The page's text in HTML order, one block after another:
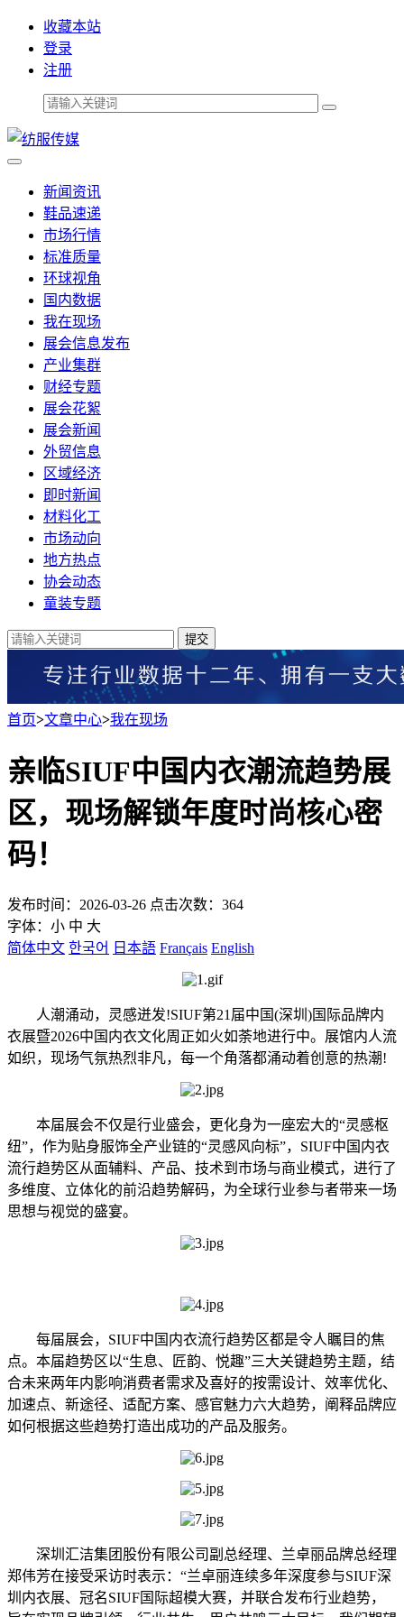
收藏本站
登录
注册
新闻资讯
鞋品速递
市场行情
标准质量
环球视角
国内数据
我在现场
展会信息发布
产业集群
财经专题
展会花絮
展会新闻
外贸信息
区域经济
即时新闻
材料化工
市场动向
地方热点
协会动态
童装专题
提交
首页>文章中心>我在现场
亲临SIUF中国内衣潮流趋势展
区，现场解锁年度时尚核心密
码！
发布时间：2026-03-26 点击次数：364
字体： 小 中 大
简体中文 한국어 日本語 Français English
人潮涌动，灵感迸发!SIUF第21届中国(深圳)国际品牌内
衣展暨2026中国内衣文化周正如火如荼地进行中。展馆内人流
如织，现场气氛热烈非凡，每一个角落都涌动着创意的热潮!
本届展会不仅是行业盛会，更化身为一座宏大的“灵感枢
纽”，作为贴身服饰全产业链的“灵感风向标”，SIUF中国内衣
流行趋势区从面辅料、产品、技术到市场与商业模式，进行了
多维度、立体化的前沿趋势解码，为全球行业参与者带来一场
思想与视觉的盛宴。
每届展会，SIUF中国内衣流行趋势区都是令人瞩目的焦
点。本届趋势区以“生息、匠韵、悦趣”三大关键趋势主题，结
合未来两年内影响消费者需求及喜好的按需设计、效率优化、
加速点、新途径、适配方案、感官魅力六大趋势，阐释品牌应
如何根据这些趋势打造出成功的产品及服务。
深圳汇洁集团股份有限公司副总经理、兰卓丽品牌总经理
郑伟芳在接受采访时表示：“兰卓丽连续多年深度参与SIUF深
圳内衣展、冠名SIUF国际超模大赛，并联合发布行业趋势，